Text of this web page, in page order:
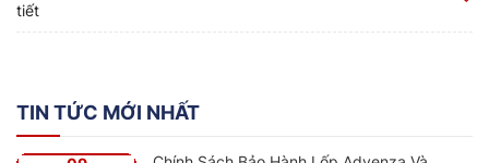
tiết
TIN TỨC MỚI NHẤT